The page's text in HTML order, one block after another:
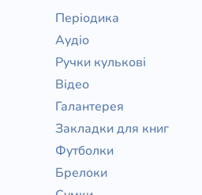
Періодика
Аудіо
Ручки кулькові
Відео
Галантерея
Закладки для книг
Футболки
Брелоки